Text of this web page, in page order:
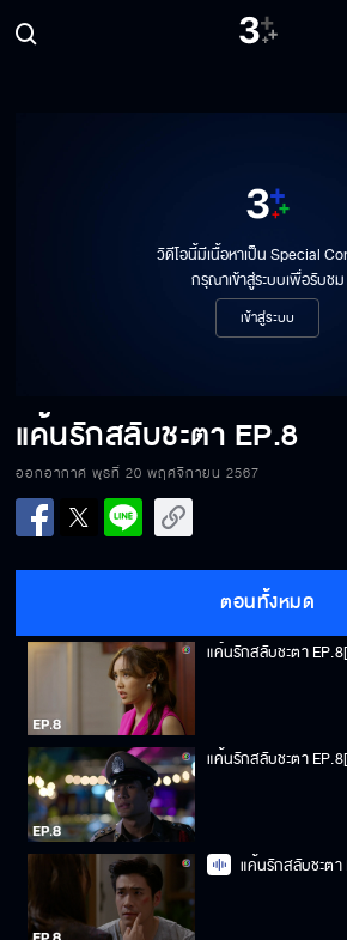
วิดีโอนี้มีเนื้อหาเป็น Special
กรุณาเข้าสู่ระบบเพื่อรับชม
เข้าสู่ระบบ
แค้นรักสลับชะตา EP.8
ออกอากาศ พุธที่ 20 พฤศจิกายน 2567
ตอนทั้งหมด
แค้นรักสลับชะตา
แค้นรักสลับชะตา
แค้นรักสลับชะตา
แค้นรักสลับชะตา